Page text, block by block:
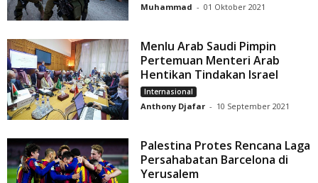
Muhammad - 01 Oktober 2021
Menlu Arab Saudi Pimpin
Pertemuan Menteri Arab
Hentikan Tindakan Israel
Internasional
Anthony Djafar - 10 September 2021
Palestina Protes Rencana Laga
Persahabatan Barcelona di
Yerusalem